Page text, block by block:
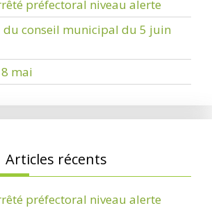
préfectoral niveau alerte
du conseil municipal du 5 juin
mai
Articles récents
préfectoral niveau alerte